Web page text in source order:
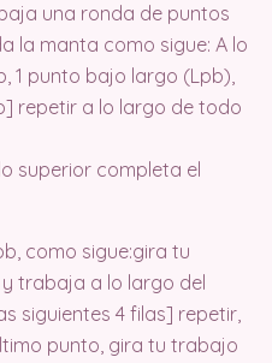
una ronda de puntos
la manta como sigue: A lo
1 punto bajo largo (Lpb),
repetir a lo largo de todo
superior completa el
como sigue:gira tu
trabaja a lo largo del
siguientes 4 filas] repetir,
punto, gira tu trabajo